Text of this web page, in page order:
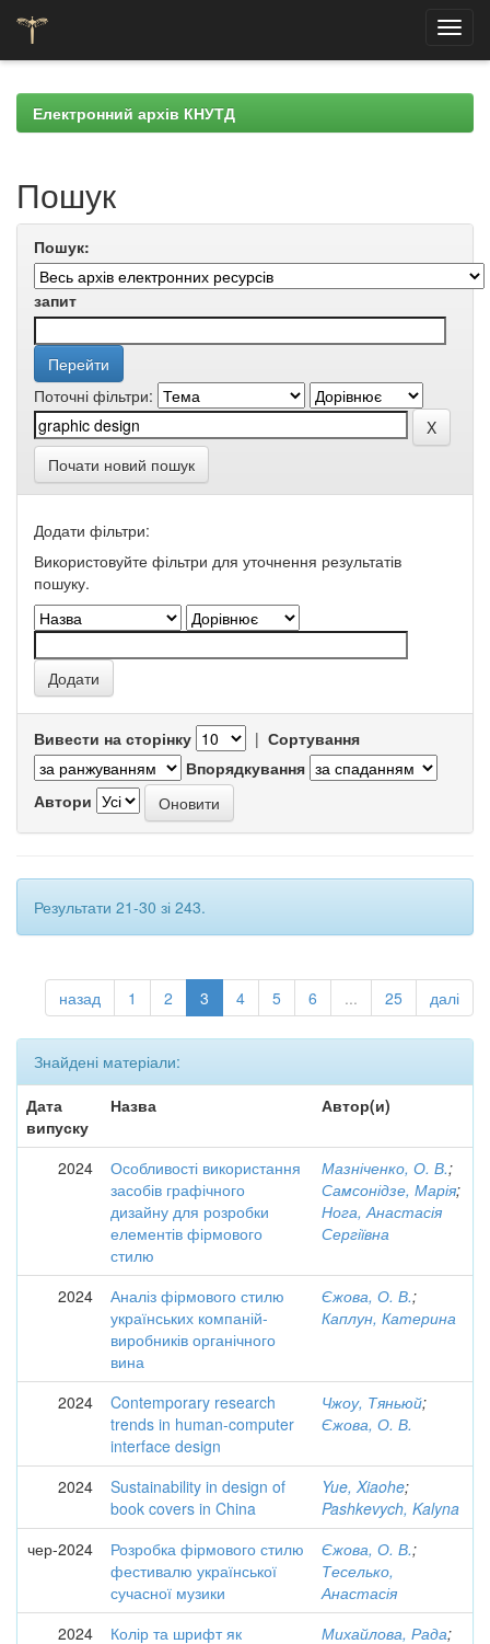
navigationЕлектронний архів КНУТД
Пошук
Пошук:
запит
Поточні фільтри:
Почати новий пошук
Додати фільтри:
Використовуйте фільтри для уточнення результатів
пошуку.
Вивести на сторінку | Сортування
Впорядкування
Автори
Результати 21-30 зі 243.
назад 1 2 3 4 5 6 ... 25 далі
Знайдені матеріали:
Дата
випуску
Назва Автор(и)
2024
Особливості використання
засобів графічного
дизайну для розробки
елементів фірмового
стилю
Мазніченко, О. В.;
Самсонідзе, Марія;
Нога, Анастасія
Сергіївна
2024
Аналіз фірмового стилю
українських компаній-
виробників органічного
вина
Єжова, О. В.;
Каплун, Катерина
2024
Contemporary research
trends in human-computer
interface design
Чжоу, Тяньюй;
Єжова, О. В.
2024
Sustainability in design of
book covers in China
Yue, Xiaohe;
Pashkevych, Kalyna
чер-2024
Розробка фірмового стилю
фестивалю української
сучасної музики
Єжова, О. В.;
Теселько,
Анастасія
2024
Колір та шрифт як
Михайлова, Рада;